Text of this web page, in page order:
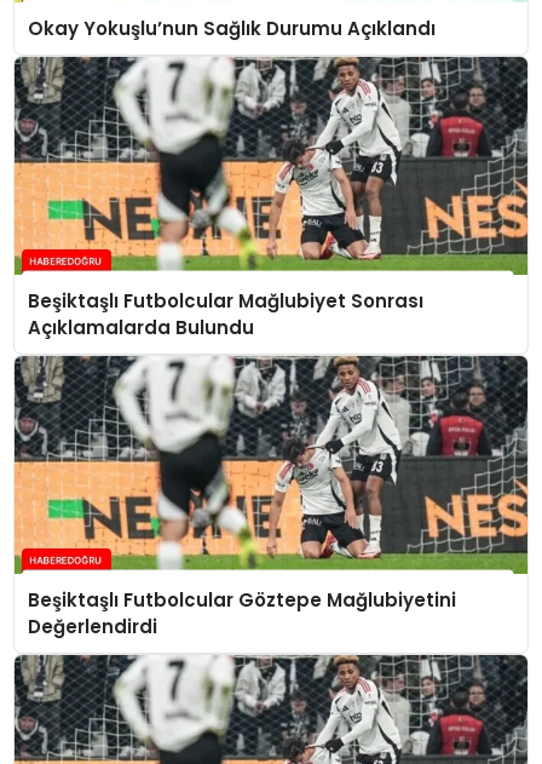
Okay Yokuşlu’nun Sağlık Durumu Açıklandı
Beşiktaşlı Futbolcular Mağlubiyet Sonrası
Açıklamalarda Bulundu
Beşiktaşlı Futbolcular Göztepe Mağlubiyetini
Değerlendirdi